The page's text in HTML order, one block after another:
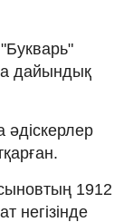
дайындық
1912
негізінде